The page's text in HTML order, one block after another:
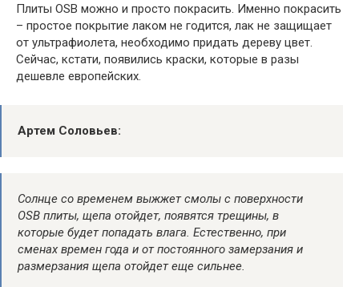
Плиты OSB можно и просто покрасить. Именно покрасить
– простое покрытие лаком не годится, лак не защищает
от ультрафиолета, необходимо придать дереву цвет.
Сейчас, кстати, появились краски, которые в разы
дешевле европейских.
Артем Соловьев:
Солнце со временем выжжет смолы с поверхности
OSB плиты, щепа отойдет, появятся трещины, в
которые будет попадать влага. Естественно, при
сменах времен года и от постоянного замерзания и
размерзания щепа отойдет еще сильнее.